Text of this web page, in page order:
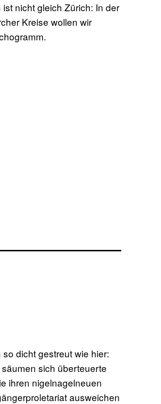
nicht gleich Zürich: In der
Kreise wollen wir
dicht gestreut wie hier:
sich überteuerte
ihren nigelnagelneuen
ausweichen